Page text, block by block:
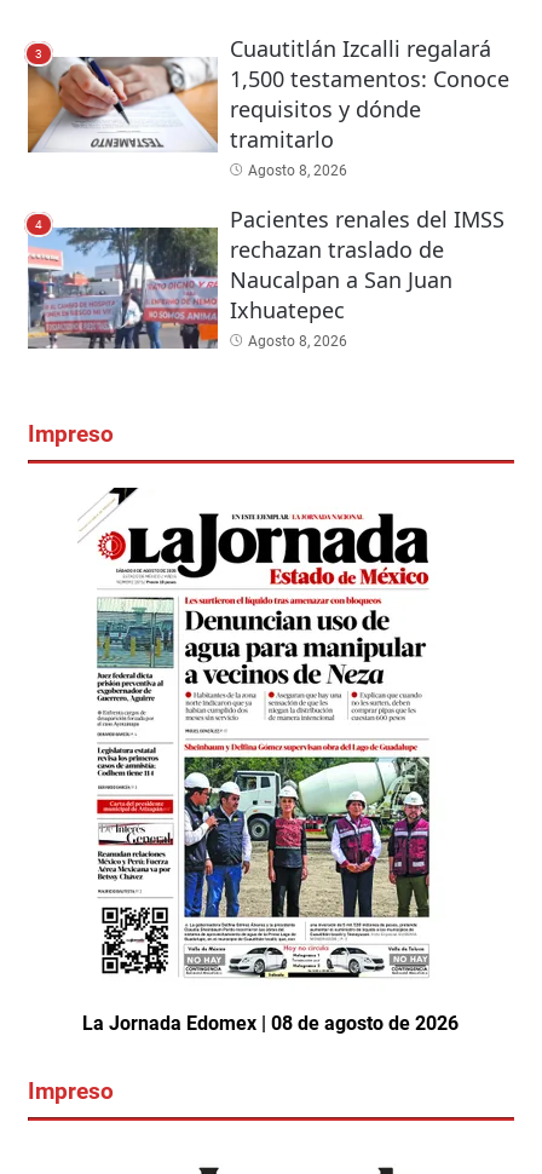
3
Cuautitlán Izcalli regalará
1,500 testamentos: Conoce
requisitos y dónde
tramitarlo
Agosto 8, 2026
4
Pacientes renales del IMSS
rechazan traslado de
Naucalpan a San Juan
Ixhuatepec
Agosto 8, 2026
Impreso
La Jornada Edomex | 08 de agosto de 2026
Impreso